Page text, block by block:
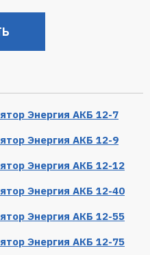
Энергия АКБ 12-7
Энергия АКБ 12-9
Энергия АКБ 12-12
Энергия АКБ 12-40
Энергия АКБ 12-55
Энергия АКБ 12-75